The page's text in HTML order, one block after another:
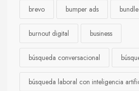
brevo bumper ads bundle
burnout digital business
búsqueda conversacional
búsqueda laboral con inteligencia